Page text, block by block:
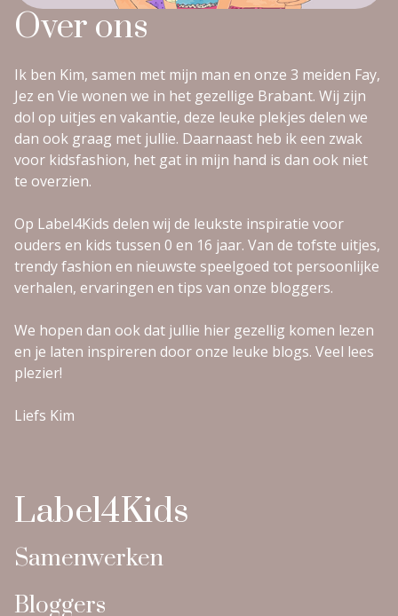
Over ons
Ik ben Kim, samen met mijn man en onze 3 meiden Fay,
Jez en Vie wonen we in het gezellige Brabant. Wij zijn
dol op uitjes en vakantie, deze leuke plekjes delen we
dan ook graag met jullie. Daarnaast heb ik een zwak
voor kidsfashion, het gat in mijn hand is dan ook niet
te overzien.
Op Label4Kids delen wij de leukste inspiratie voor
ouders en kids tussen 0 en 16 jaar. Van de tofste uitjes,
trendy fashion en nieuwste speelgoed tot persoonlijke
verhalen, ervaringen en tips van onze bloggers.
We hopen dan ook dat jullie hier gezellig komen lezen
en je laten inspireren door onze leuke blogs. Veel lees
plezier!
Liefs Kim
Label4Kids
Samenwerken
Bloggers